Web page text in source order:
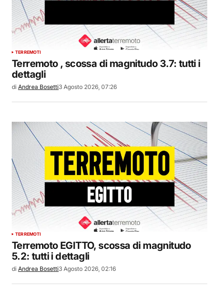
TERREMOTI
Terremoto , scossa di magnitudo 3.7: tutti i
dettagli
di Andrea Bosetti3 Agosto 2026, 07:26
TERREMOTI
Terremoto EGITTO, scossa di magnitudo
5.2: tutti i dettagli
di Andrea Bosetti3 Agosto 2026, 02:16